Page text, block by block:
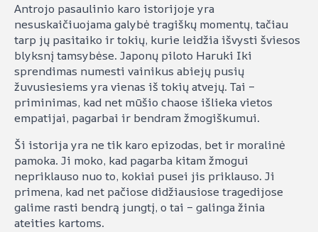
Antrojo pasaulinio karo istorijoje yra
nesuskaičiuojama galybė tragiškų momentų, tačiau
tarp jų pasitaiko ir tokių, kurie leidžia išvysti šviesos
blyksnį tamsybėse. Japonų piloto Haruki Iki
sprendimas numesti vainikus abiejų pusių
žuvusiesiems yra vienas iš tokių atvejų. Tai –
priminimas, kad net mūšio chaose išlieka vietos
empatijai, pagarbai ir bendram žmogiškumui.
Ši istorija yra ne tik karo epizodas, bet ir moralinė
pamoka. Ji moko, kad pagarba kitam žmogui
nepriklauso nuo to, kokiai pusei jis priklauso. Ji
primena, kad net pačiose didžiausiose tragedijose
galime rasti bendrą jungtį, o tai – galinga žinia
ateities kartoms.